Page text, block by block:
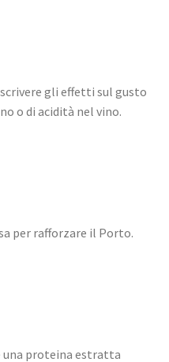
gli effetti sul gusto
o di acidità nel vino.
per rafforzare il Porto.
una proteina estratta